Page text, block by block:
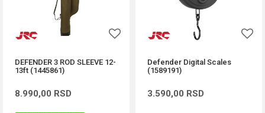
DEFENDER 3 ROD SLEEVE 12-
13ft (1445861)
8.990,00 RSD
Defender Digital Scales
(1589191)
3.590,00 RSD